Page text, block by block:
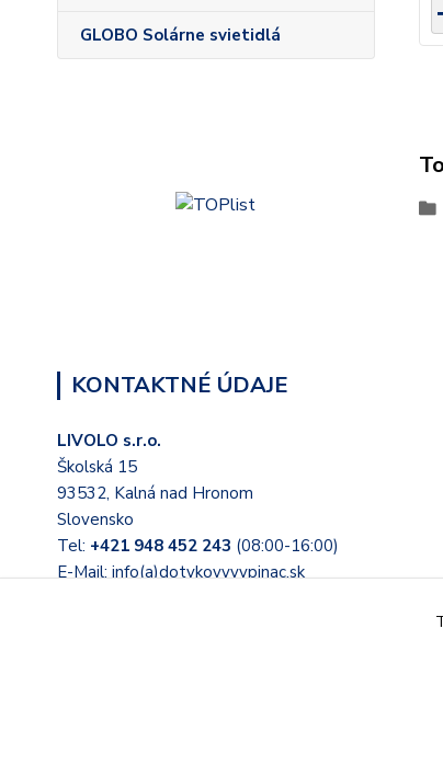
GLOBO Solárne svietidlá
KONTAKTNÉ ÚDAJE
LIVOLO s.r.o.
Školská 15
93532, Kalná nad Hronom
Slovensko
Tel: +421 948 452 243 (08:00-16:00)
E-Mail: info(a)dotykovyvypinac.sk